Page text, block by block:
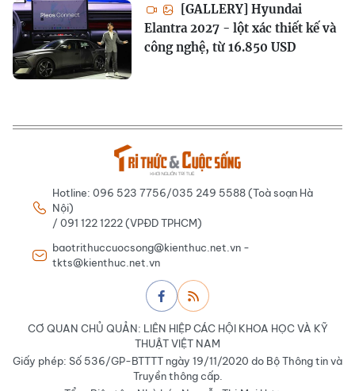
[GALLERY] Hyundai
Elantra 2027 - lột xác thiết kế và
công nghệ, từ 16.850 USD
Hotline: 096 523 7756/035 249 5588 (Toà soạn Hà
Nội)
/ 091 122 1222 (VPĐD TPHCM)
baotrithuccuocsong@kienthuc.net.vn -
tkts@kienthuc.net.vn
CƠ QUAN CHỦ QUẢN: LIÊN HIỆP CÁC HỘI KHOA HỌC VÀ KỸ
THUẬT VIỆT NAM
Giấy phép: Số 536/GP-BTTTT ngày 19/11/2020 do Bộ Thông tin và
Truyền thông cấp.